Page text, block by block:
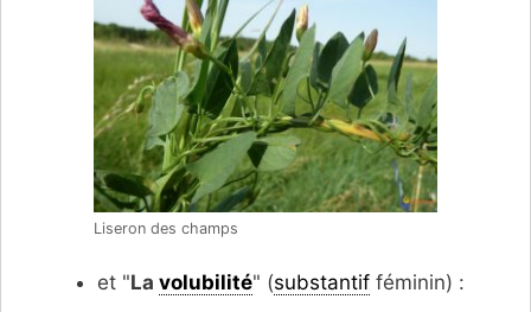
Liseron des champs
et "La volubilité" (substantif féminin) :